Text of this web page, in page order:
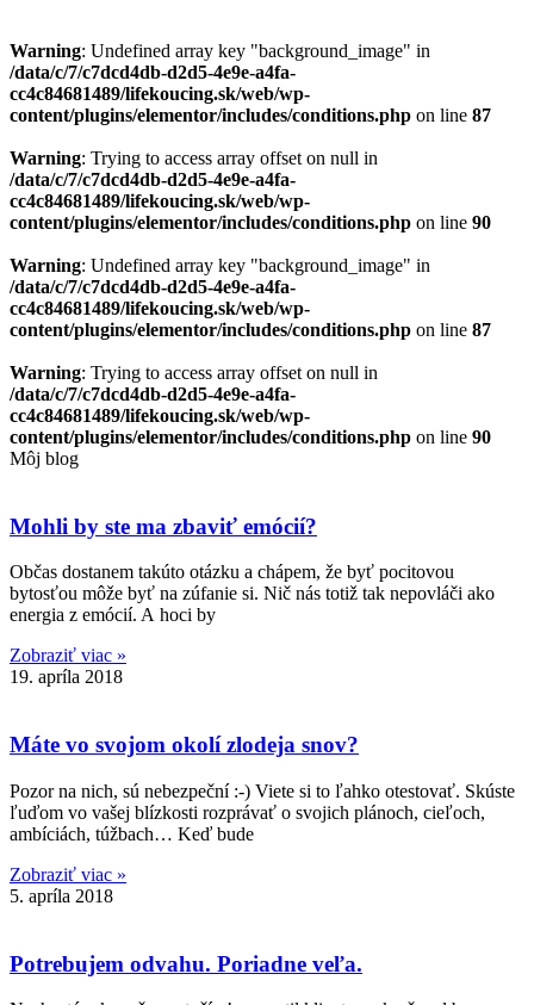
Warning: Undefined array key "background_image" in
/data/c/7/c7dcd4db-d2d5-4e9e-a4fa-
cc4c84681489/lifekoucing.sk/web/wp-
content/plugins/elementor/includes/conditions.php on line 87
Warning: Trying to access array offset on null in
/data/c/7/c7dcd4db-d2d5-4e9e-a4fa-
cc4c84681489/lifekoucing.sk/web/wp-
content/plugins/elementor/includes/conditions.php on line 90
Warning: Undefined array key "background_image" in
/data/c/7/c7dcd4db-d2d5-4e9e-a4fa-
cc4c84681489/lifekoucing.sk/web/wp-
content/plugins/elementor/includes/conditions.php on line 87
Warning: Trying to access array offset on null in
/data/c/7/c7dcd4db-d2d5-4e9e-a4fa-
cc4c84681489/lifekoucing.sk/web/wp-
content/plugins/elementor/includes/conditions.php on line 90
Môj blog
Mohli by ste ma zbaviť emócií?
Občas dostanem takúto otázku a chápem, že byť pocitovou
bytosťou môže byť na zúfanie si. Nič nás totiž tak nepovláči ako
energia z emócií. A hoci by
Zobraziť viac »
19. apríla 2018
Máte vo svojom okolí zlodeja snov?
Pozor na nich, sú nebezpeční :-) Viete si to ľahko otestovať. Skúste
ľuďom vo vašej blízkosti rozprávať o svojich plánoch, cieľoch,
ambíciách, túžbach… Keď bude
Zobraziť viac »
5. apríla 2018
Potrebujem odvahu. Poriadne veľa.